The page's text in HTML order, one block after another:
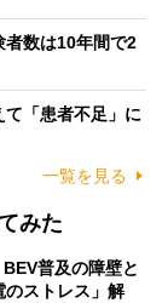
者数は10年間で2
て「患者不足」に
一覧を見る
みた
普及の障壁と
のストレス」解